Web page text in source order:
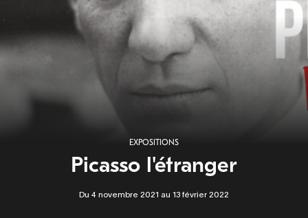
EXPOSITIONS
Picasso l'étranger
Du 4 novembre 2021 au 13 février 2022